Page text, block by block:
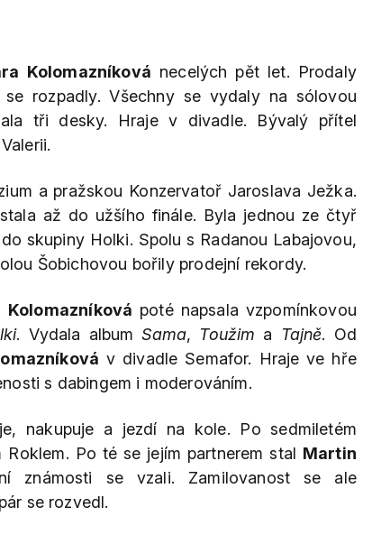
Kolomazníková necelých pět let. Prodaly
rozpadly. Všechny se vydaly na sólovou
tři desky. Hraje v divadle. Bývalý přítel
a pražskou Konzervatoř Jaroslava Ježka.
až do užšího finále. Byla jednou ze čtyř
skupiny Holki. Spolu s Radanou Labajovou,
Šobichovou bořily prodejní rekordy.
Kolomazníková poté napsala vzpomínkovou
. Vydala albumSama, Toužim a Tajně. Od
v divadle Semafor. Hraje ve hře
s dabingem i moderováním.
nakupuje a jezdí na kole. Po sedmiletém
Po té se jejím partnerem stal Martin
známosti se vzali. Zamilovanost se ale
se rozvedl.